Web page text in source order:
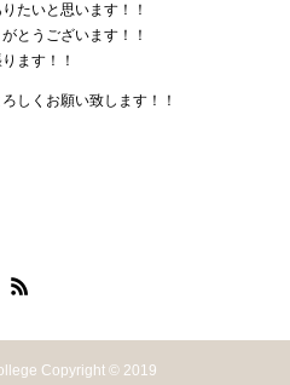
たいと思います！！
とうございます！！
ます！！
しくお願い致します！！
Copyright © 2019